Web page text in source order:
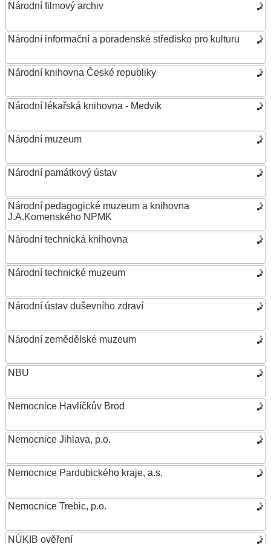
Národní filmový archiv
Národní informační a poradenské středisko pro kulturu
Národní knihovna České republiky
Národní lékařská knihovna - Medvik
Národní muzeum
Národní památkový ústav
Národní pedagogické muzeum a knihovna
J.A.Komenského NPMK
Národní technická knihovna
Národní technické muzeum
Národní ústav duševního zdraví
Národní zemědělské muzeum
NBU
Nemocnice Havlíčkův Brod
Nemocnice Jihlava, p.o.
Nemocnice Pardubického kraje, a.s.
Nemocnice Trebic, p.o.
NÚKIB ověření